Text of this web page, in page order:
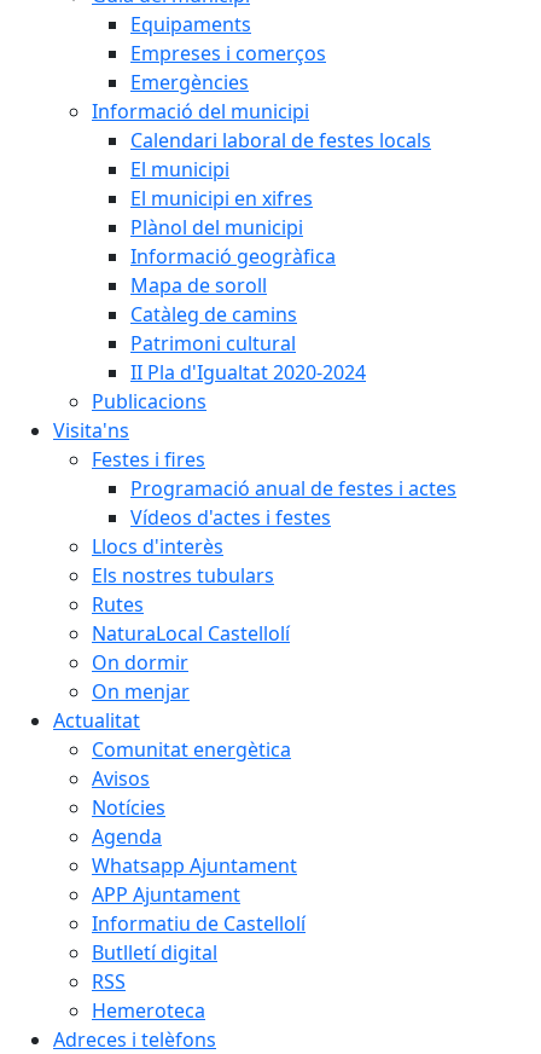
Equipaments
Empreses i comerços
Emergències
Informació del municipi
Calendari laboral de festes locals
El municipi
El municipi en xifres
Plànol del municipi
Informació geogràfica
Mapa de soroll
Catàleg de camins
Patrimoni cultural
II Pla d'Igualtat 2020-2024
Publicacions
Visita'ns
Festes i fires
Programació anual de festes i actes
Vídeos d'actes i festes
Llocs d'interès
Els nostres tubulars
Rutes
NaturaLocal Castellolí
On dormir
On menjar
Actualitat
Comunitat energètica
Avisos
Notícies
Agenda
Whatsapp Ajuntament
APP Ajuntament
Informatiu de Castellolí
Butlletí digital
RSS
Hemeroteca
Adreces i telèfons